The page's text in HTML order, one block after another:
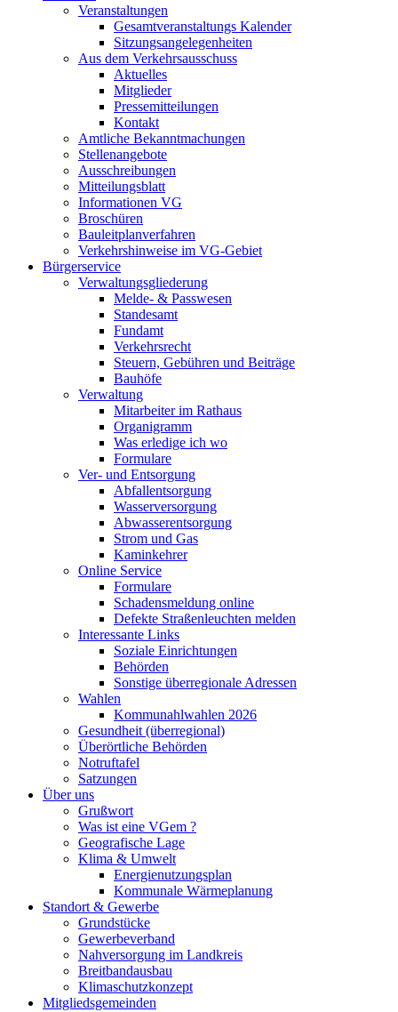
Veranstaltungen
Gesamtveranstaltungs Kalender
Sitzungsangelegenheiten
Aus dem Verkehrsausschuss
Aktuelles
Mitglieder
Pressemitteilungen
Kontakt
Amtliche Bekanntmachungen
Stellenangebote
Ausschreibungen
Mitteilungsblatt
Informationen VG
Broschüren
Bauleitplanverfahren
Verkehrshinweise im VG-Gebiet
Bürgerservice
Verwaltungsgliederung
Melde- & Passwesen
Standesamt
Fundamt
Verkehrsrecht
Steuern, Gebühren und Beiträge
Bauhöfe
Verwaltung
Mitarbeiter im Rathaus
Organigramm
Was erledige ich wo
Formulare
Ver- und Entsorgung
Abfallentsorgung
Wasserversorgung
Abwasserentsorgung
Strom und Gas
Kaminkehrer
Online Service
Formulare
Schadensmeldung online
Defekte Straßenleuchten melden
Interessante Links
Soziale Einrichtungen
Behörden
Sonstige überregionale Adressen
Wahlen
Kommunahlwahlen 2026
Gesundheit (überregional)
Überörtliche Behörden
Notruftafel
Satzungen
Über uns
Grußwort
Was ist eine VGem ?
Geografische Lage
Klima & Umwelt
Energienutzungsplan
Kommunale Wärmeplanung
Standort & Gewerbe
Grundstücke
Gewerbeverband
Nahversorgung im Landkreis
Breitbandausbau
Klimaschutzkonzept
Mitgliedsgemeinden